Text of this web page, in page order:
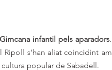
infantil pels aparadors
s’han aliat coincidint
popular de Sabadell.